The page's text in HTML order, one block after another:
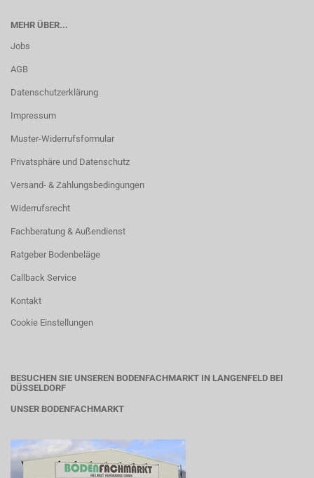
MEHR ÜBER...
Jobs
AGB
Datenschutzerklärung
Impressum
Muster-Widerrufsformular
Privatsphäre und Datenschutz
Versand- & Zahlungsbedingungen
Widerrufsrecht
Fachberatung & Außendienst
Ratgeber Bodenbeläge
Callback Service
Kontakt
Cookie Einstellungen
BESUCHEN SIE UNSEREN BODENFACHMARKT IN LANGENFELD BEI
DÜSSELDORF
UNSER BODENFACHMARKT